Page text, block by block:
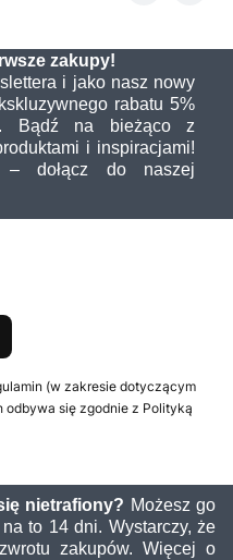
zakupy!
i jako nasz nowy
rabatu 5%
Bądź na bieżąco z
i inspiracjami!
dołącz do naszej
(w zakresie dotyczącym
się zgodnie z Polityką
nietrafiony? Możesz go
to 14 dni. Wystarczy, że
zakupów. Więcej o